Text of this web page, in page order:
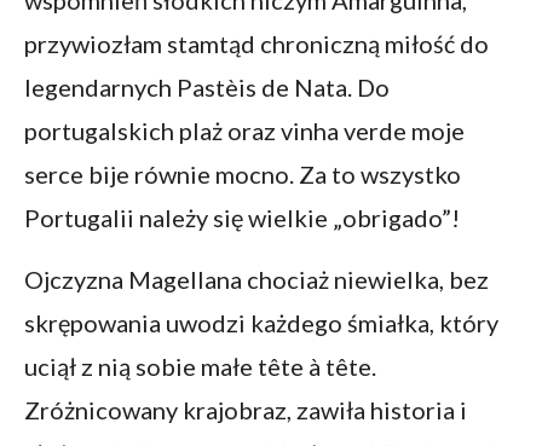
przywiozłam stamtąd chroniczną miłość do
legendarnych Pastèis de Nata. Do
portugalskich plaż oraz vinha verde moje
serce bije równie mocno. Za to wszystko
Portugalii należy się wielkie „obrigado”!
Ojczyzna Magellana chociaż niewielka, bez
skrępowania uwodzi każdego śmiałka, który
uciął z nią sobie małe tête à tête.
Zróżnicowany krajobraz, zawiła historia i